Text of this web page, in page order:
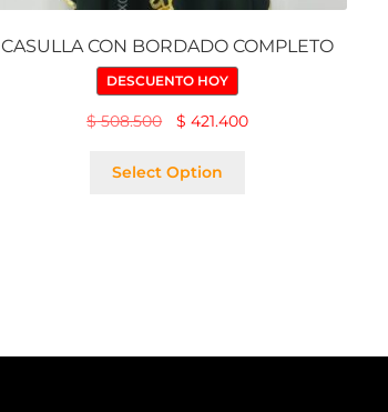
CASULLA CON BORDADO COMPLETO
DESCUENTO HOY
$508.500 $ 421.400
Select Option